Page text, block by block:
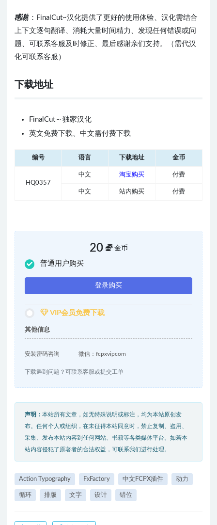
感谢 ：FinalCut~汉化提供了更好的使用体验、汉化需结合
上下文逐句翻译、消耗大量时间精力、发现任何错误或问
题、可联系客服及时修正、最后感谢亲们支持。（需代汉
化可联系客服）
下载地址
FinalCut～独家汉化
英文免费下载、中文需付费下载
编号 语言 下载地址 金币
HQ0357
中文 淘宝购买 付费
中文 站内购买 付费
20 金币
普通用户购买
登录购买
VIP会员免费下载
其他信息
安装密码咨询 微信：fcpxvipcom
下载遇到问题？可联系客服或提交工单
声明： 本站所有文章，如无特殊说明或标注，均为本站原创发
布。任何个人或组织，在未征得本站同意时，禁止复制、盗用、
采集、发布本站内容到任何网站、书籍等各类媒体平台。如若本
站内容侵犯了原著者的合法权益，可联系我们进行处理。
Action Typography FxFactory 中文FCPX插件 动力
循环 排版 文字 设计 错位